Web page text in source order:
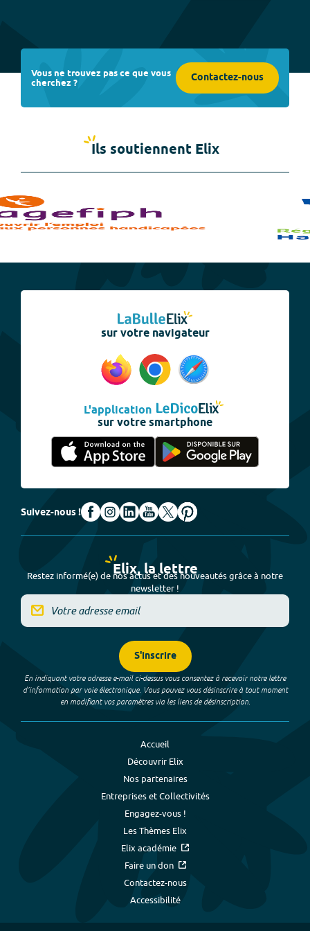
Vous ne trouvez pas ce que vous
cherchez ? Contactez-nous
Ils soutiennent Elix
sur votre navigateur
L'application
sur votre smartphone
Suivez-nous !
Elix, la lettre
Restez informé(e) de nos actus et des nouveautés grâce à notre
newsletter !
S'inscrire
En indiquant votre adresse e-mail ci-dessus vous consentez à recevoir notre lettre
d’information par voie électronique. Vous pouvez vous désinscrire à tout moment
en modifiant vos paramètres via les liens de désinscription.
Accueil
Découvrir Elix
Nos partenaires
Entreprises et Collectivités
Engagez-vous !
Les Thèmes Elix
Elix académie
Faire un don
Contactez-nous
Accessibilité